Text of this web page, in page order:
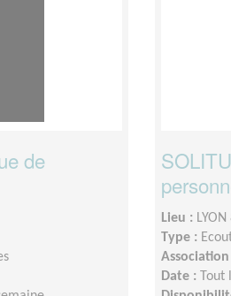
de
Lieu :
Type :
Association
Date :